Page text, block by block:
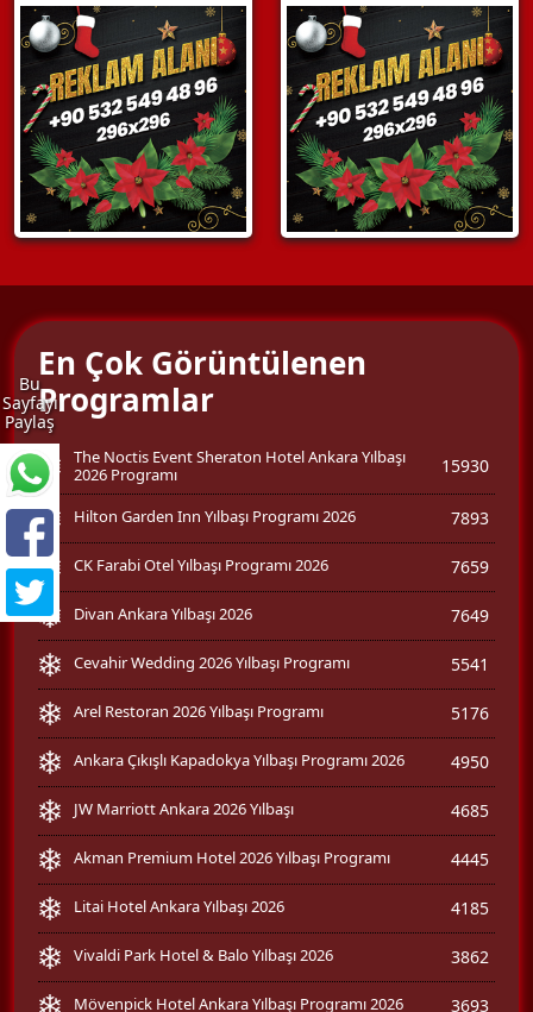
Bu
Sayfayı
Paylaş
En Çok Görüntülenen
Programlar
The Noctis Event Sheraton Hotel Ankara Yılbaşı
2026 Programı
15930
Hilton Garden Inn Yılbaşı Programı 2026 7893
CK Farabi Otel Yılbaşı Programı 2026 7659
Divan Ankara Yılbaşı 2026 7649
Cevahir Wedding 2026 Yılbaşı Programı 5541
Arel Restoran 2026 Yılbaşı Programı 5176
Ankara Çıkışlı Kapadokya Yılbaşı Programı 2026 4950
JW Marriott Ankara 2026 Yılbaşı 4685
Akman Premium Hotel 2026 Yılbaşı Programı 4445
Litai Hotel Ankara Yılbaşı 2026 4185
Vivaldi Park Hotel & Balo Yılbaşı 2026 3862
Mövenpick Hotel Ankara Yılbaşı Programı 2026 3693